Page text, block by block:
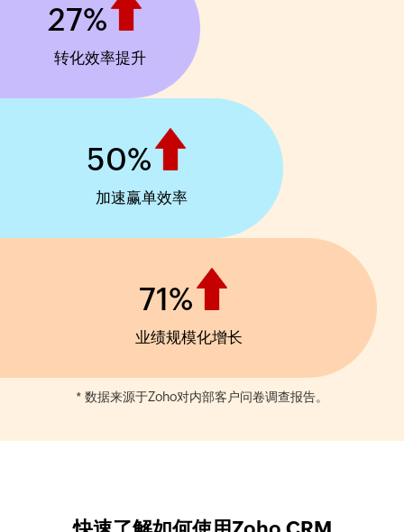
27%
转化效率提升
50%
加速赢单效率
71%
业绩规模化增长
* 数据来源于Zoho对内部客户问卷调查报告。